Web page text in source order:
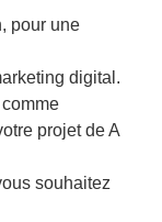
pour une
digital.
projet de A
souhaitez